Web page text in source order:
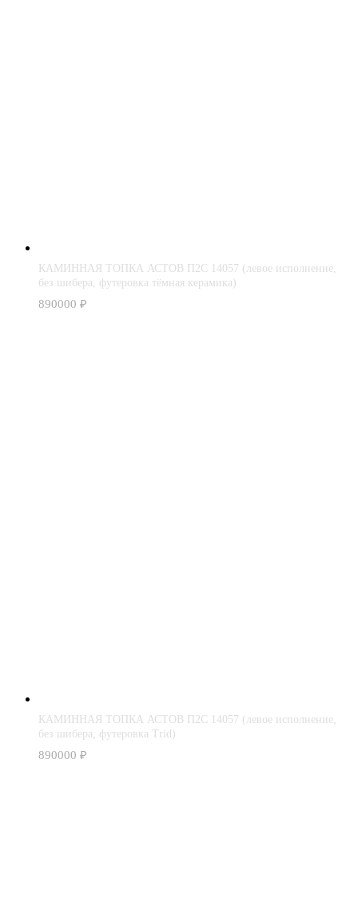
КАМИННАЯ ТОПКА АСТОВ П2С 14057 (левое исполнение,
без шибера, футеровка тёмная керамика)
890000 ₽
КАМИННАЯ ТОПКА АСТОВ П2С 14057 (левое исполнение,
без шибера, футеровка Trid)
890000 ₽